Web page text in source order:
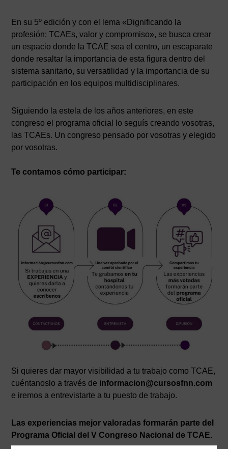
En su 5º edición y con el lema «Dignificando la
profesión: TCAEs, valor y compromiso», se busca crear
un espacio donde la TCAE sea el centro, un escaparate
donde resaltar la importancia de esta figura dentro del
sistema sanitario, su versatilidad y la importancia de su
participación en los equipos multidisciplinares.
Siguiendo la estela de los años anteriores, en este
congreso el programa oficial lo seguís creando vosotras,
las TCAEs. Un congreso pensado por vosotras y elegido
por vosotras.
Te contamos cómo participar:
Si quieres dar mayor visibilidad a tu trabajo como TCAE,
cuéntanoslo a través de informacion@cursosfnn.com
e iremos a entrevistarte a tu puesto de trabajo.
Las experiencias mejor valoradas formarán parte del
Programa Oficial del V Congreso Nacional de TCAE.